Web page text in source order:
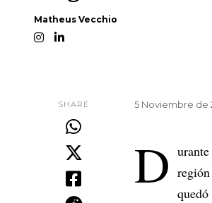
Matheus Vecchio
SHARE 5 Noviembre de
D